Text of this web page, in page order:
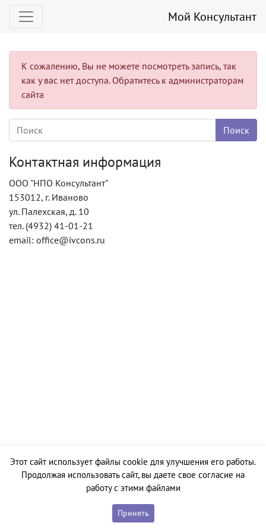
Мой Консультант
К сожалению, Вы не можете посмотреть запись, так
как у вас нет доступа. Обратитесь к администраторам
сайта
Контактная информация
ООО "НПО Консультант"
153012, г. Иваново
ул. Палехская, д. 10
тел. (4932) 41-01-21
email: office@ivcons.ru
Этот сайт использует файлы cookie для улучшения его работы.
Продолжая использовать сайт, вы даете свое согласие на
работу с этими файлами
Принять